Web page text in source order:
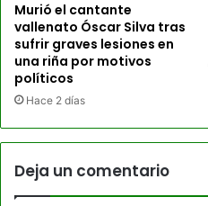
Murió el cantante
vallenato Óscar Silva tras
sufrir graves lesiones en
una riña por motivos
políticos
Hace 2 días
Deja un comentario